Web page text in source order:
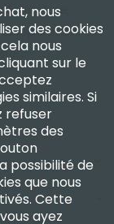
réparation
nous
des cookies
nous
sur le
similaires. Si
refuser
des
possibilité de
que nous
Cette
ayez